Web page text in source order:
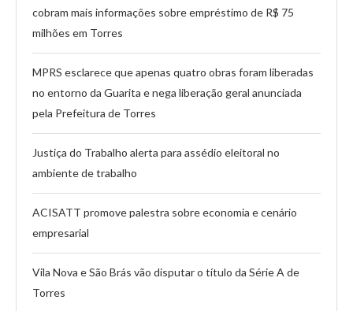
cobram mais informações sobre empréstimo de R$ 75
milhões em Torres
MPRS esclarece que apenas quatro obras foram liberadas
no entorno da Guarita e nega liberação geral anunciada
pela Prefeitura de Torres
Justiça do Trabalho alerta para assédio eleitoral no
ambiente de trabalho
ACISATT promove palestra sobre economia e cenário
empresarial
Vila Nova e São Brás vão disputar o título da Série A de
Torres